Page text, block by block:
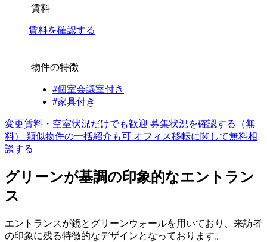
賃料
賃料を確認する
物件の特徴
#個室会議室付き
#家具付き
変更賃料・空室状況だけでも歓迎 募集状況を確認する（無
料）
類似物件の一括紹介も可 オフィス移転に関して無料相
談する
グリーンが基調の印象的なエントラン
ス
エントランスが鏡とグリーンウォールを用いており、来訪者
の印象に残る特徴的なデザインとなっております。